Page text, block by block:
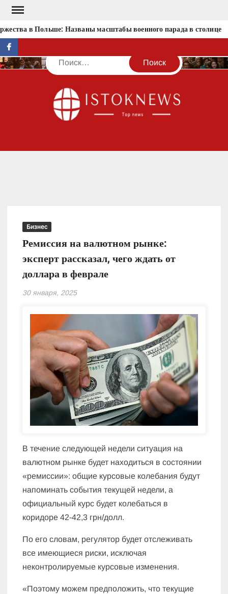
Перейти
содержимомув Польше: Названы масштабы военного парада в столице
facebook
Поиск
Бизнес
Ремиссия на валютном рынке:
эксперт рассказал, чего ждать от
доллара в феврале
30 января, 2025
В течение следующей недели ситуация на
валютном рынке будет находиться в состоянии
«ремиссии»: общие курсовые колебания будут
напоминать события текущей недели, а
официальный курс будет колебаться в
коридоре 42-42,3 грн/долл.
По его словам, регулятор будет отслеживать
все имеющиеся риски, исключая
неконтролируемые курсовые изменения.
«Поэтому можем предположить, что текущие